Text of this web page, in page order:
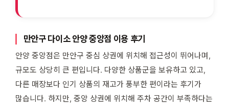
만안구 다이소 안양 중앙점 이용 후기
안양 중앙점은 만안구 중심 상권에 위치해 접근성이 뛰어나며,
규모도 상당히 큰 편입니다. 다양한 상품군을 보유하고 있고,
다른 매장보다 인기 상품의 재고가 풍부한 편이라는 후기가
많습니다. 하지만, 중앙 상권에 위치해 주차 공간이 부족하다는